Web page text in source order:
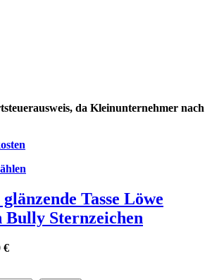
da Kleinunternehmer nach
mehrere
Varianten
Tasse Löwe
Bully Sternzeichen
€